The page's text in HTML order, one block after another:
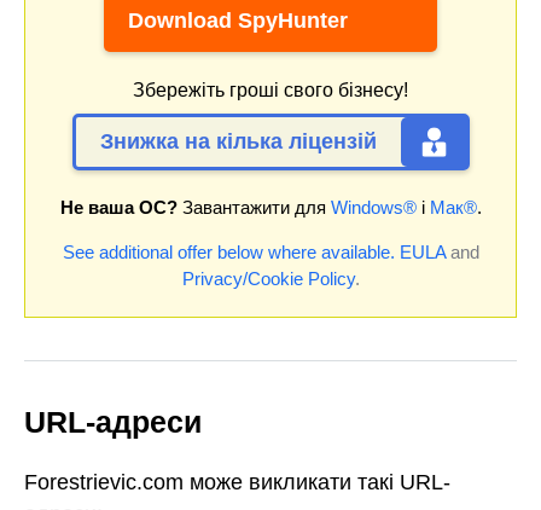
Download SpyHunter
Збережіть гроші свого бізнесу!
Знижка на кілька ліцензій
Не ваша ОС?Завантажити для Windows®і Мак®.
See additional offer below where available. EULAand
Privacy/Cookie Policy.
URL-адреси
Forestrievic.com може викликати такі URL-